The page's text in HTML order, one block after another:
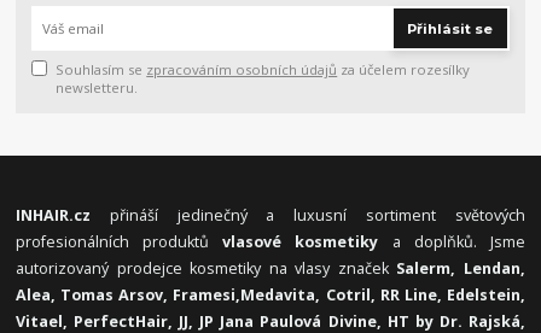
Přihlásit se
Souhlasím se zpracováním osobních údajů za účelem rozesílky
newsletteru.
INHAIR.cz přináší jedinečný a luxusní sortiment světových
profesionálních produktůvlasové kosmetiky a doplňků. Jsme
autorizovaný prodejce kosmetiky na vlasy značek Salerm, Lendan,
Alea, Tomas Arsov, Framesi,Medavita, Cotril, RR Line, Edelstein,
Vitael, PerfectHair, JJ, JP Jana Paulová Divine, HT by Dr. Rajská,